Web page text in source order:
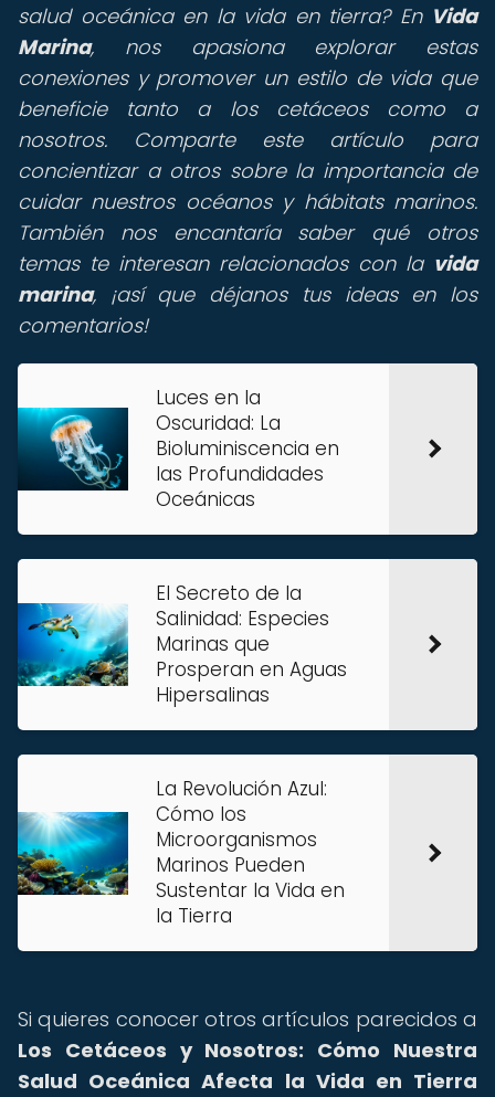
salud oceánica en la vida en tierra?En Vida
Marina, nos apasiona explorar estas
conexiones y promover un estilo de vida que
beneficie tanto a los cetáceos como a
nosotros. Comparte este artículo para
concientizar a otros sobre la importancia de
cuidar nuestros océanos y hábitats marinos.
También nos encantaría saber qué otros
temas te interesan relacionados con la vida
marina, ¡así que déjanos tus ideas en los
comentarios!
Luces en la
Oscuridad: La
Bioluminiscencia en
las Profundidades
Oceánicas
El Secreto de la
Salinidad: Especies
Marinas que
Prosperan en Aguas
Hipersalinas
La Revolución Azul:
Cómo los
Microorganismos
Marinos Pueden
Sustentar la Vida en
la Tierra
Si quieres conocer otros artículos parecidos a
Los Cetáceos y Nosotros: Cómo Nuestra
Salud Oceánica Afecta la Vida en Tierra